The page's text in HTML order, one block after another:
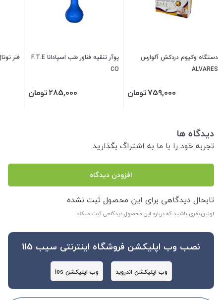
دستگاه وکیوم دردکش آلوارس
ALVARES
759,000تومان
پوآر تنقیه فناور طب اسپادانا F.T.E
CO
285,000تومان
فنر
دیدگاه ها
تجربه خود را با ما به اشتراگ بگذارید
افزودن دیدگاه
تابحال دیدگاهی برای این محصول ثبت نشده
اولین نفری باشید که درباره این محصول دیدگاهی ثبت میکند
نصب وب اپلیکشن فروشگاه اینترنتی سیب 115
وب اپلیکشن اندروید وب اپلیکشن ios